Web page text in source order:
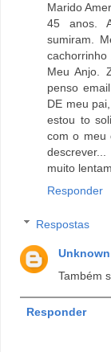
Marido
45 anos.
sumiram.
Meu Anjo.
penso
DE meu
estou to
com o meu
muito
Responder
Respostas
Unknown
Também
Responder